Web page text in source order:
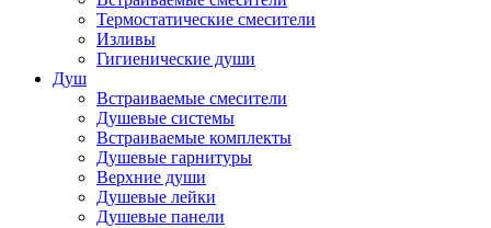
Термостатические смесители
Изливы
Гигиенические души
Душ
Встраиваемые смесители
Душевые системы
Встраиваемые комплекты
Душевые гарнитуры
Верхние души
Душевые лейки
Душевые панели